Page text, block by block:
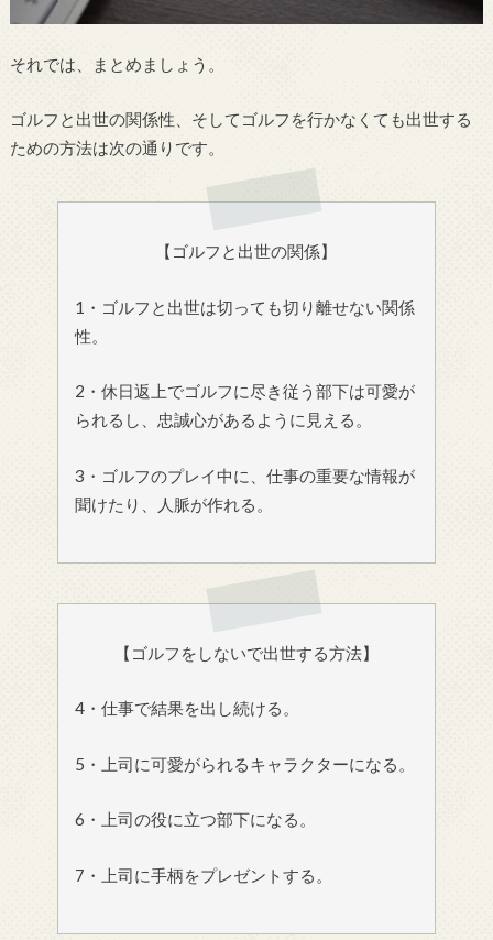
それでは、まとめましょう。
ゴルフと出世の関係性、そしてゴルフを行かなくても出世する
ための方法は次の通りです。
【ゴルフと出世の関係】
1・ゴルフと出世は切っても切り離せない関係
性。
2・休日返上でゴルフに尽き従う部下は可愛が
られるし、忠誠心があるように見える。
3・ゴルフのプレイ中に、仕事の重要な情報が
聞けたり、人脈が作れる。
【ゴルフをしないで出世する方法】
4・仕事で結果を出し続ける。
5・上司に可愛がられるキャラクターになる。
6・上司の役に立つ部下になる。
7・上司に手柄をプレゼントする。